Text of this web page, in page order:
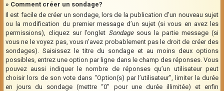
» Comment créer un sondage?
Il est facile de créer un sondage, lors de la publication d’un nouveau sujet
ou la modification du premier message d’un sujet (si vous en avez les
permissions), cliquez sur l’onglet Sondagesous la partie message (si
vous ne le voyez pas, vous n’avez probablement pas le droit de créer des
sondages). Saisissez le titre du sondage et au moins deux options
possibles, entrez une option par ligne dans le champ des réponses. Vous
pouvez aussi indiquer le nombre de réponses qu’un utilisateur peut
choisir lors de son vote dans “Option(s) par l’utilisateur”, limiter la durée
en jours du sondage (mettre “0” pour une durée illimitée) et enfin